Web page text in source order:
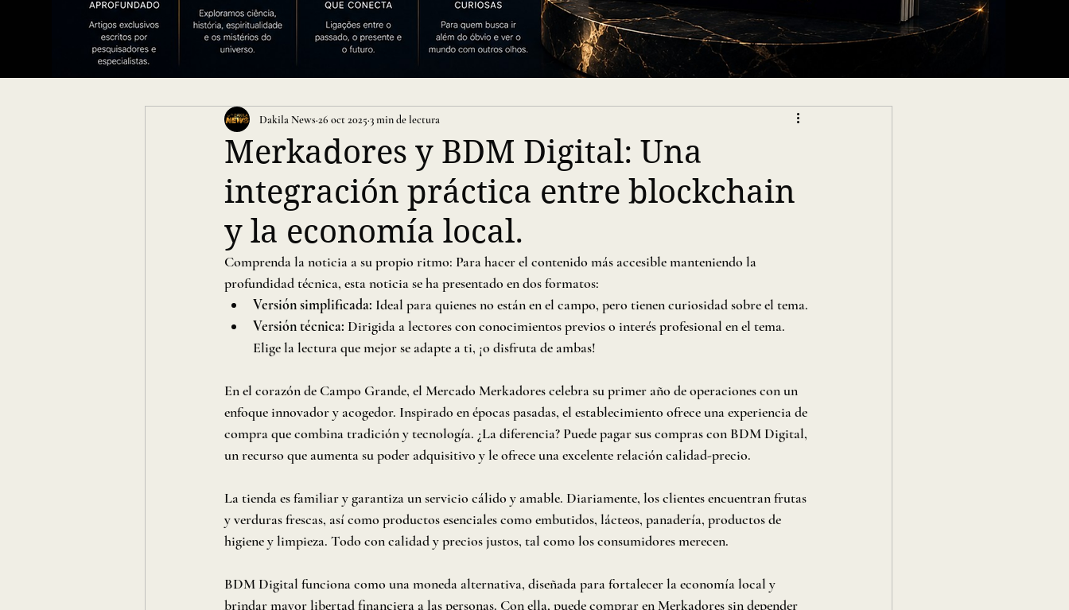
Merkadores y BDM Digital: Una
integración práctica entre blockchain
y la economía local.
Dakila News 26 oct 2025 3 min de lectura
Comprenda la noticia a su propio ritmo: Para hacer el contenido más accesible manteniendo la
profundidad técnica, esta noticia se ha presentado en dos formatos:
Versión simplificada: Ideal para quienes no están en el campo, pero tienen curiosidad sobre el tema.
Versión técnica: Dirigida a lectores con conocimientos previos o interés profesional en el tema.
Elige la lectura que mejor se adapte a ti, ¡o disfruta de ambas!
En el corazón de Campo Grande, el Mercado Merkadores celebra su primer año de operaciones con un
enfoque innovador y acogedor. Inspirado en épocas pasadas, el establecimiento ofrece una experiencia de
compra que combina tradición y tecnología. ¿La diferencia? Puede pagar sus compras con BDM Digital,
un recurso que aumenta su poder adquisitivo y le ofrece una excelente relación calidad-precio.
La tienda es familiar y garantiza un servicio cálido y amable. Diariamente, los clientes encuentran frutas
y verduras frescas, así como productos esenciales como embutidos, lácteos, panadería, productos de
higiene y limpieza. Todo con calidad y precios justos, tal como los consumidores merecen.
BDM Digital funciona como una moneda alternativa, diseñada para fortalecer la economía local y
brindar mayor libertad financiera a las personas. Con ella, puede comprar en Merkadores sin depender